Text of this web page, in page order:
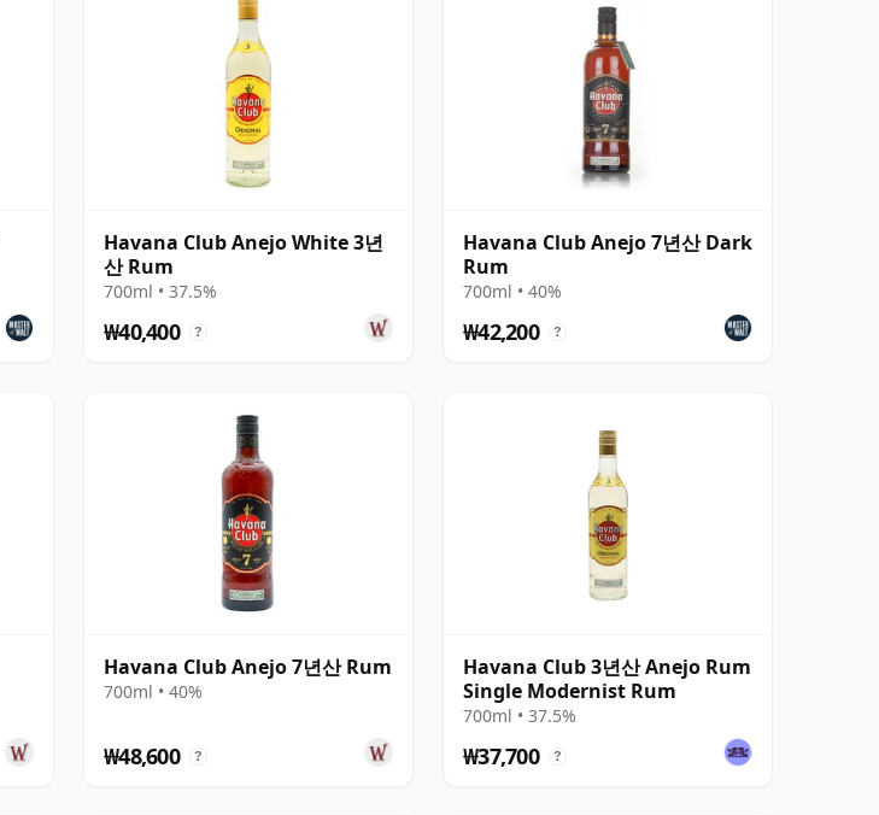
Havana Club Anejo White 3년
산 Rum
700ml • 37.5%
₩40,400 ?
Havana Club Anejo 7년산 Dark
Rum
700ml • 40%
₩42,200 ?
Havana Club Anejo 7년산 Rum
700ml • 40%
₩48,600 ?
Havana Club 3년산 Anejo Rum
Single Modernist Rum
700ml • 37.5%
₩37,700 ?